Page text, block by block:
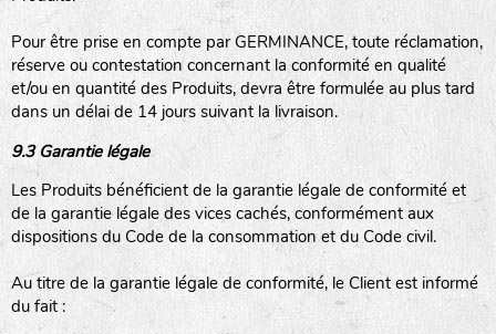
Pour être prise en compte par GERMINANCE, toute réclamation,
réserve ou contestation concernant la conformité en qualité
et/ou en quantité des Produits, devra être formulée au plus tard
dans un délai de 14 jours suivant la livraison.
9.3 Garantie légale
Les Produits bénéficient de la garantie légale de conformité et
de la garantie légale des vices cachés, conformément aux
dispositions du Code de la consommation et du Code civil.
Au titre de la garantie légale de conformité, le Client est informé
du fait :